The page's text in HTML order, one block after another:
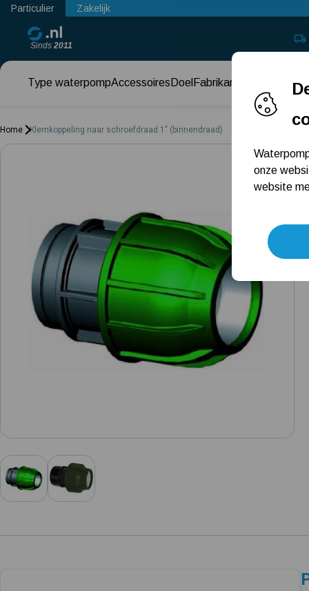
Particulier Zakelijk
Sinds 2011
Type waterpompAccessoires Doel Fabrikant
Home Klemkoppeling naar schroefdraad 1" (binnendraad)
onze
website